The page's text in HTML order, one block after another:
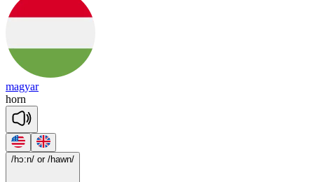
magyar
horn
/hɔ:n/ or /hawn/